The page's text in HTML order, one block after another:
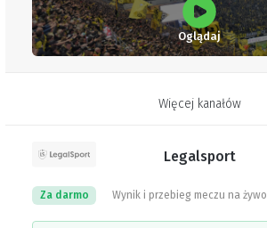
Oglądaj
Więcej kanałów
Legalsport
Wynik i przebieg meczu na żywo
Za darmo